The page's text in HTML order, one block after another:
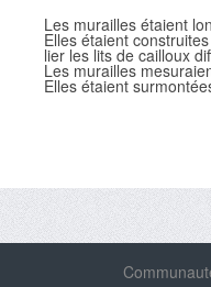
Les murailles étaient
Elles étaient
lier les lits de cailloux
Les murailles
Elles étaient